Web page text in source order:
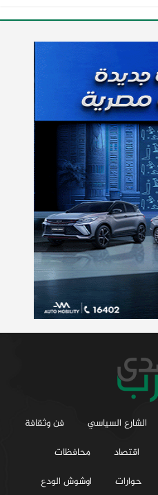
الشارع السياسي
فن وثقافة
اقتصاد
محافظات
حوارات اوشوش الودع